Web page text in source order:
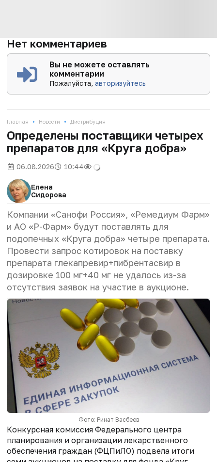
Нет комментариев
Вы не можете оставлять
комментарии
Пожалуйста,авторизуйтесь
Главная • Новости • Дистрибуция
Определены поставщики четырех
препаратов для «Круга добра»
06.08.2026 10:44
Елена
Сидорова
Компании «Санофи Россия», «Ремедиум Фарм»
и АО «Р-Фарм» будут поставлять для
подопечных «Круга добра» четыре препарата.
Провести запрос котировок на поставку
препарата глекапревир+пибрентасвир в
дозировке 100 мг+40 мг не удалось из-за
отсутствия заявок на участие в аукционе.
Фото: Ринат Васбеев
Конкурсная комиссия Федерального центра
планирования и организации лекарственного
обеспечения граждан (ФЦПиЛО) подвела итоги